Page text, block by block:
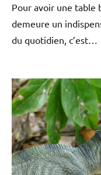
Pour avoir une table
demeure un
du quotidien, c’est…